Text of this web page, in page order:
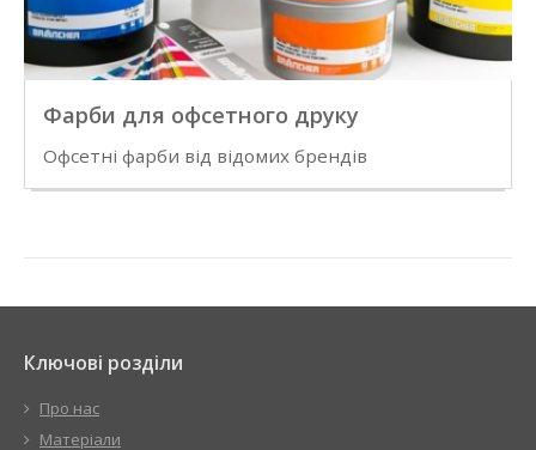
Фарби для офсетного друку
Офсетні фарби від відомих брендів
Ключові розділи
Про нас
Матеріали